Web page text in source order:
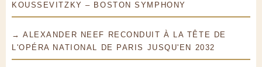
KOUSSEVITZKY – BOSTON SYMPHONY
→ ALEXANDER NEEF RECONDUIT À LA TÊTE DE
L'OPÉRA NATIONAL DE PARIS JUSQU'EN 2032